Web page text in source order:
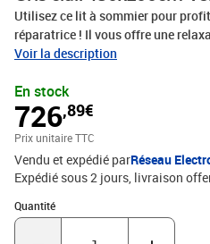
Utilisez ce lit à sommier pour
réparatrice ! Il vous offre une
agréable. Matériau doux et
agréable contre la peau, vous
Matelas à ressorts ensachés : ce
comporte des ressorts ensachés
indépendamment pour offrir un
réagissant uniquement à la
Cette conception empêche «
de mouvement par rapport aux
ouverts. Chaque ressort ensaché
Voir la description
En stock
726,89€
Prix unitaire TTC
Vendu et expédié parRéseau
Expédié sous 2 jours livraison
Quantité
Quantité : 1